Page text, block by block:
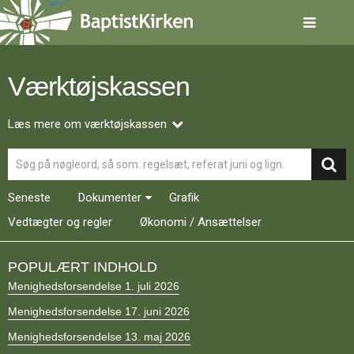
Spring
menu
over
tilbage
forsiden
1.0:
Forside
3.0:
Kalender
4.0:
Inspiration
5.0:
Værktøjskassen
7.0:
Om
BaptistKirken
8.0:
Kontakt
9.0:
Forside
10.0:
Nyheder
Værktøjskassen
Læs mere om værktøjskassen
Seneste Dokumenter
Grafik
Vedtægter og regler
Økonomi / Ansættelser
POPULÆRT INDHOLD
Menighedsforsendelse 1. juli 2026
Menighedsforsendelse 17. juni 2026
Menighedsforsendelse 13. maj 2026